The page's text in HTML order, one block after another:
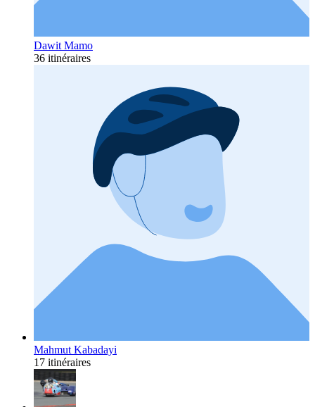
Dawit Mamo
36 itinéraires
Mahmut Kabadayi
17 itinéraires